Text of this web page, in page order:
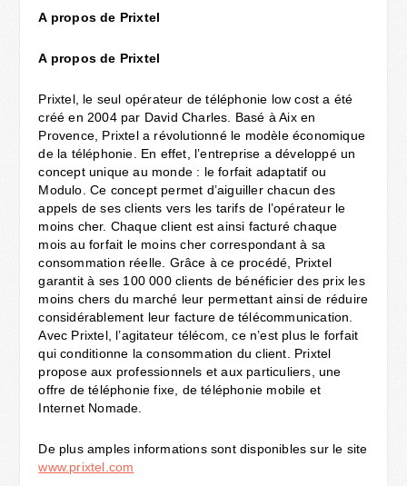
A propos de Prixtel
A propos de Prixtel
Prixtel, le seul opérateur de téléphonie low cost a été
créé en 2004 par David Charles. Basé à Aix en
Provence, Prixtel a révolutionné le modèle économique
de la téléphonie. En effet, l’entreprise a développé un
concept unique au monde : le forfait adaptatif ou
Modulo. Ce concept permet d’aiguiller chacun des
appels de ses clients vers les tarifs de l’opérateur le
moins cher. Chaque client est ainsi facturé chaque
mois au forfait le moins cher correspondant à sa
consommation réelle. Grâce à ce procédé, Prixtel
garantit à ses 100 000 clients de bénéficier des prix les
moins chers du marché leur permettant ainsi de réduire
considérablement leur facture de télécommunication.
Avec Prixtel, l’agitateur télécom, ce n’est plus le forfait
qui conditionne la consommation du client. Prixtel
propose aux professionnels et aux particuliers, une
offre de téléphonie fixe, de téléphonie mobile et
Internet Nomade.
De plus amples informations sont disponibles sur le site
www.prixtel.com